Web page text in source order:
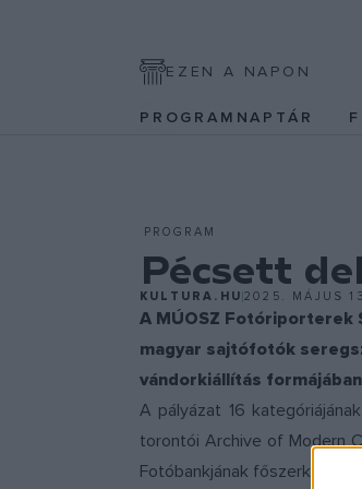
EZEN A NAPON
PROGRAMNAPTÁR
PROGRAM
Pécsett
KULTURA.HU 2025. MÁJUS
A MÚOSZ Fotóriporterek
magyar sajtófotók
vándorkiállítás
A pályázat 16
torontói Archive of Modern
Fotóbankjának